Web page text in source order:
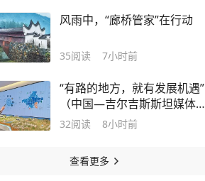
风雨中，“廊桥管家”在行动
35阅读 7小时前
“有路的地方，就有发展机遇”
（中国—吉尔吉斯斯坦媒体高
质量共建“一带一路”联合采
32阅读 8小时前
查看更多